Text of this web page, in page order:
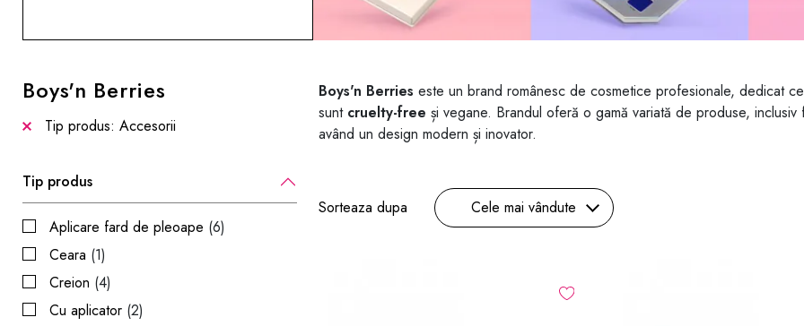
Boys'n Berries
Tip produs: Accesorii
Tip produs
Aplicare fard de pleoape (6)
Ceara (1)
Creion (4)
Cu aplicator (2)
Boys'n Berries este un brand românesc de cosmetice profesionale, dedicat
sunt cruelty-free și vegane. Brandul oferă o gamă variată de produse,
având un design modern și inovator.
Sorteaza dupa Cele mai vândute